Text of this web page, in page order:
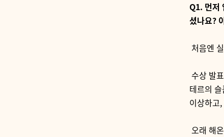
Q1. 먼저
셨나요?
처음엔
수상 발
테르의
이상하고,
오래 해